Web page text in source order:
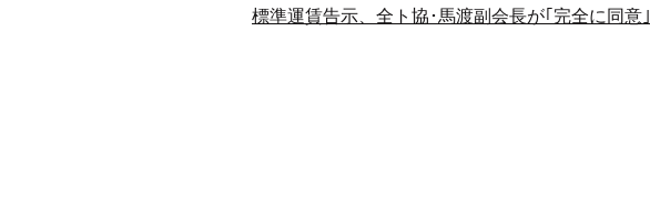
標準運賃告示、全ト協･馬渡副会長が｢完全に同意｣